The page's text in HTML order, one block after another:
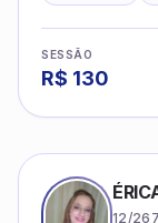
SESSÃO
R$ 130
12/